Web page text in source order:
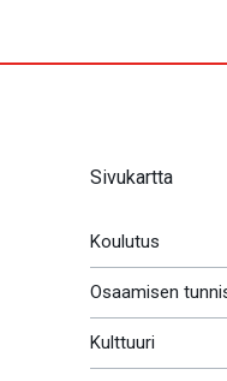
Sivukartta
Koulutus
Osaamisen
Kulttuuri